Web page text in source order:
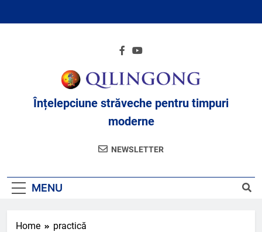
Înțelepciune străveche pentru timpuri
moderne
NEWSLETTER
MENU
Home practică